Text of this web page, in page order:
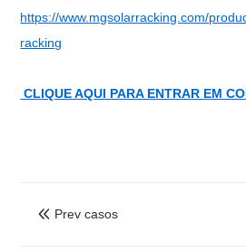
https://www.mgsolarracking.com/
racking
CLIQUE AQUI PARA ENTRAR EM
 Prev casos